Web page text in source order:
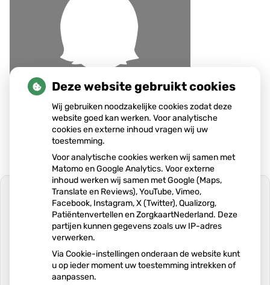
U heeft geen toestemming gegeven
voorexterne inhoud
te zien.
Cookie-instellingen wijzigen
Deze website gebruikt cookies
Wij gebruiken noodzakelijke cookies zodat deze
website goed kan werken. Voor analytische
cookies en externe inhoud vragen wij uw
toestemming.
Voor analytische cookies werken wij samen met
Matomo en Google Analytics. Voor externe
inhoud werken wij samen met Google (Maps,
Translate en Reviews), YouTube, Vimeo,
Facebook, Instagram, X (Twitter), Qualizorg,
Patiëntenvertellen en ZorgkaartNederland. Deze
partijen kunnen gegevens zoals uw IP-adres
verwerken.
Via Cookie-instellingen onderaan de website kunt
u op ieder moment uw toestemming intrekken of
aanpassen.